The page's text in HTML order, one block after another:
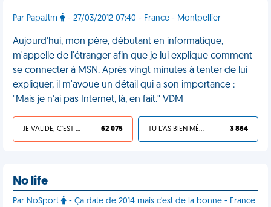
Par PapaJtm - 27/03/2012 07:40 - France - Montpellier
Aujourd'hui, mon père, débutant en informatique,
m'appelle de l'étranger afin que je lui explique comment
se connecter à MSN. Après vingt minutes à tenter de lui
expliquer, il m'avoue un détail qui a son importance :
"Mais je n'ai pas Internet, là, en fait." VDM
JE VALIDE, C'EST UNE VDM 62 075 TU L'AS BIEN MÉRITÉ 3 864
No life
Par NoSport - Ça date de 2014 mais c'est de la bonne - France